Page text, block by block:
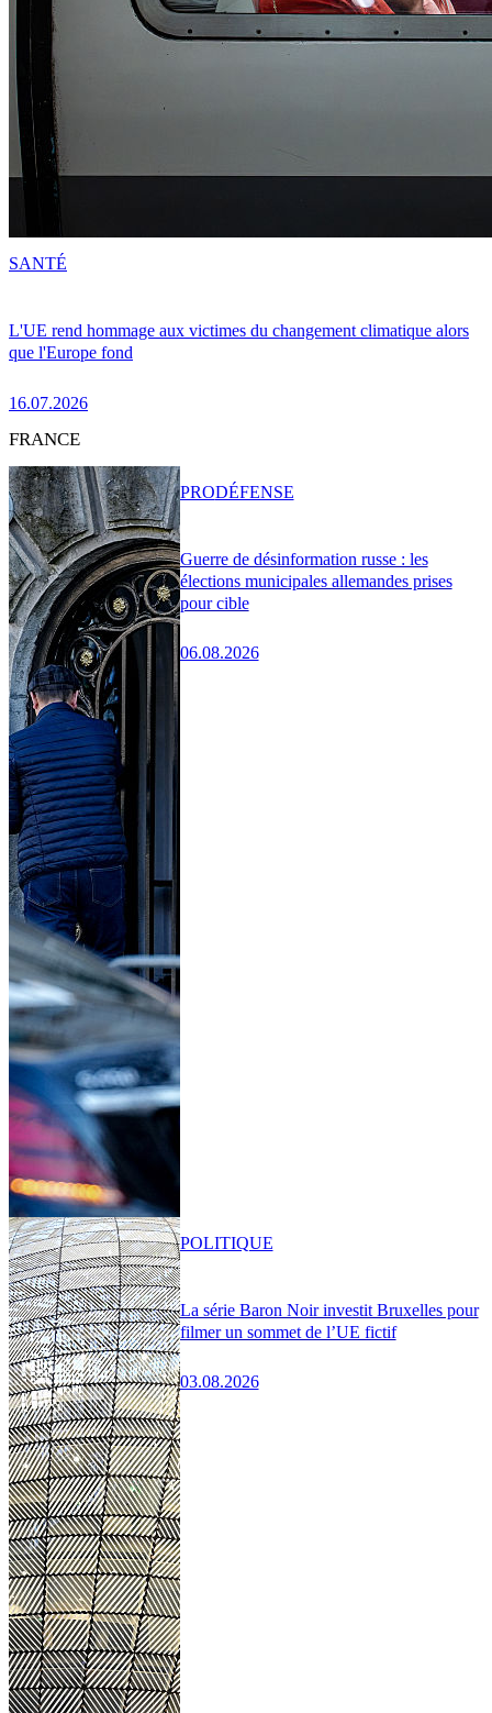
L'UE rend hommage aux victimes du changement climatique alors
que l'Europe fond
16.07.2026
SANTÉ
FRANCE
Guerre de désinformation russe : les
élections municipales allemandes prises
pour cible
06.08.2026
PRODÉFENSE
La série Baron Noir investit Bruxelles pour
filmer un sommet de l’UE fictif
03.08.2026
POLITIQUE